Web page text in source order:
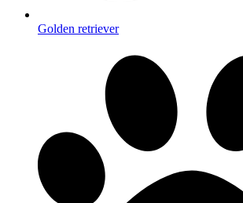
Golden retriever